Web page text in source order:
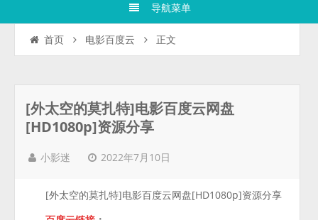
导航菜单
首页 电影百度云 正文
[外太空的莫扎特]电影百度云网盘
[HD1080p]资源分享
小影迷 2022年7月10日
[外太空的莫扎特]电影百度云网盘[HD1080p]资源分享